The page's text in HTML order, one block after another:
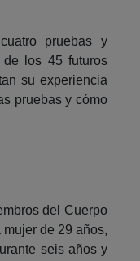
pruebas y
los 45 futuros
su experiencia
pruebas y cómo
del Cuerpo
de 29 años,
seis años y